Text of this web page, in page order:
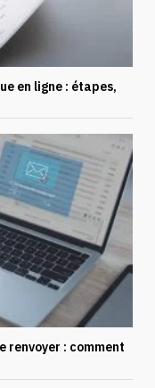
en ligne : étapes,
renvoyer : comment